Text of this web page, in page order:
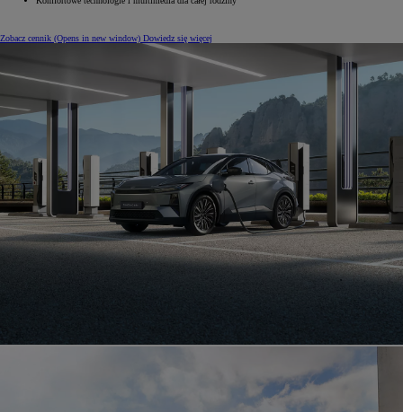
Zobacz cennik (Opens in new window) Dowiedz się więcej